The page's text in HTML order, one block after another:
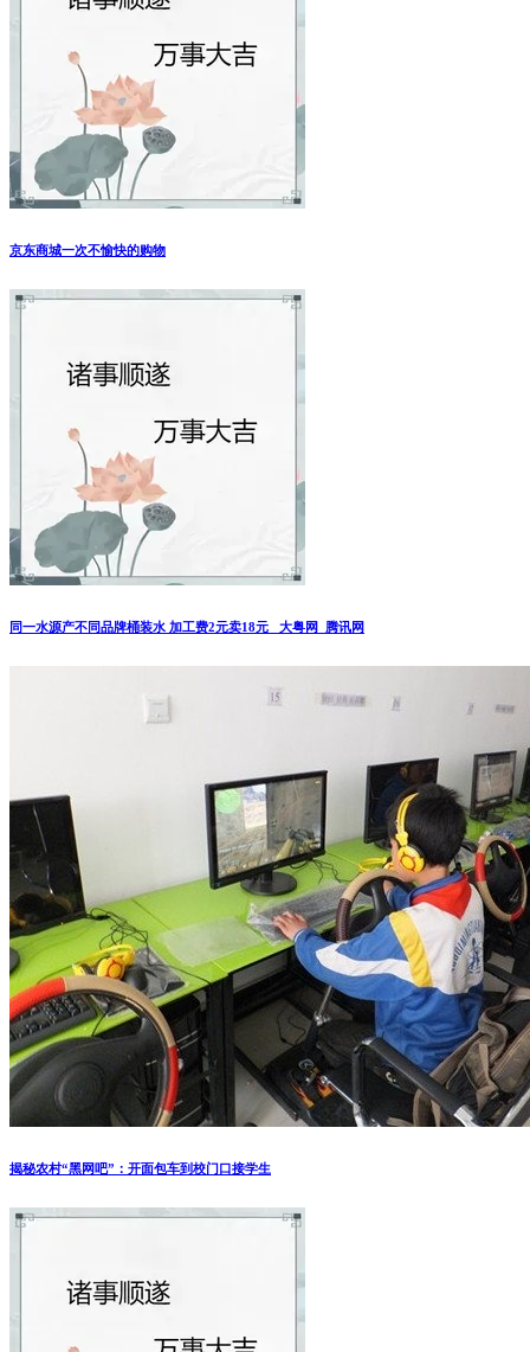
京东商城一次不愉快的购物
同一水源产不同品牌桶装水 加工费2元卖18元 _大粤网_腾讯网
揭秘农村“黑网吧”：开面包车到校门口接学生